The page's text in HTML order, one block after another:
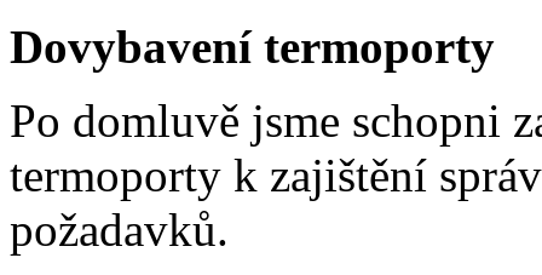
Dovybavení termoporty
Po domluvě jsme schopni
termoporty k zajištění
požadavků.